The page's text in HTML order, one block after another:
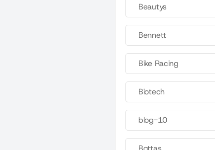
Beautys
Bennett
Bike Racing
Biotech
blog-10